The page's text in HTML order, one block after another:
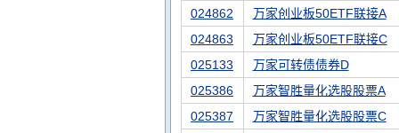
024862
万家创业板50ETF联接A
024863
万家创业板50ETF联接C
025133
万家可转债债券D
025386
万家智胜量化选股股票A
025387
万家智胜量化选股股票C